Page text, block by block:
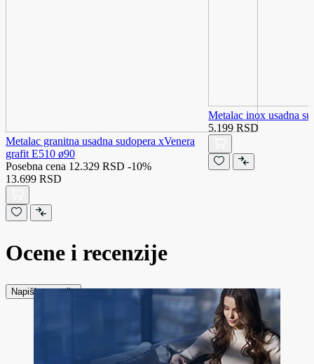
Metalac granitna usadna sudopera xVenera
grafit E510 ø90
Posebna cena 12.329 RSD -10%
13.699 RSD
Metalac inox usadna
5.199 RSD
Ocene i recenzije
Napiši recenziju